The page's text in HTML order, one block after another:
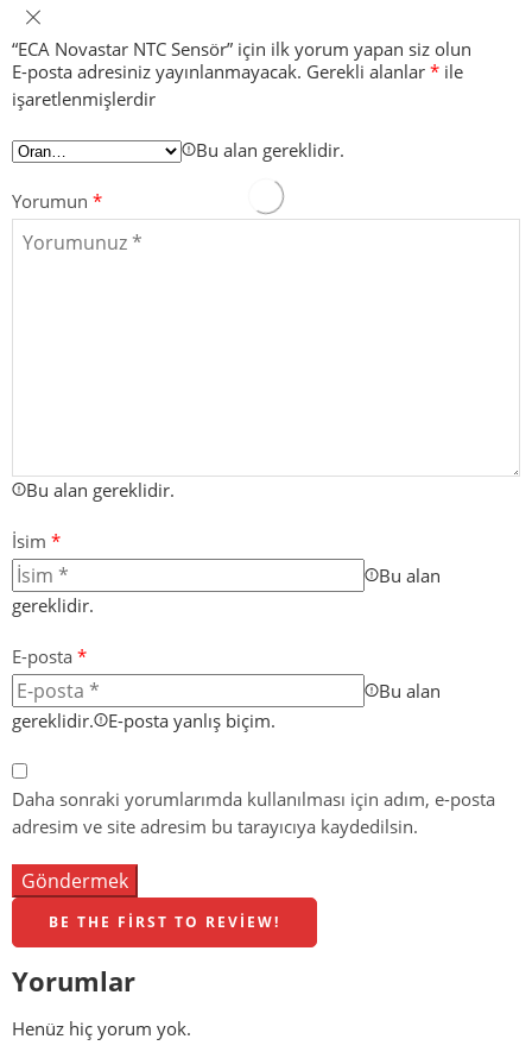
“ECA Novastar NTC Sensör” için ilk yorum yapan siz olun
E-posta adresiniz yayınlanmayacak. Gerekli alanlar * ile
işaretlenmişlerdir
Bu alan gereklidir.
Yorumun *
Bu alan gereklidir.
İsim *
Bu alan
gereklidir.
E-posta *
Bu alan
gereklidir.
E-posta yanlış biçim.
Daha sonraki yorumlarımda kullanılması için adım, e-posta
adresim ve site adresim bu tarayıcıya kaydedilsin.
BE THE FIRST TO REVIEW!
Yorumlar
Henüz hiç yorum yok.